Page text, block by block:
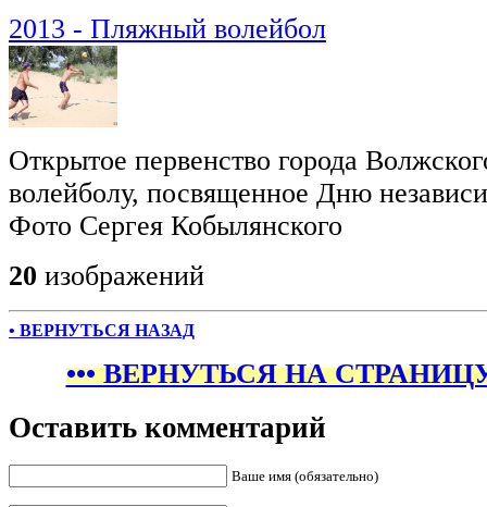
2013 - Пляжный волейбол
Открытое первенство города
волейболу, посвященное Дню
Фото Сергея Кобылянского
20 изображений
• ВЕРНУТЬСЯ НАЗАД
••• ВЕРНУТЬСЯ НА
Оставить комментарий
Ваше имя (обязательно)